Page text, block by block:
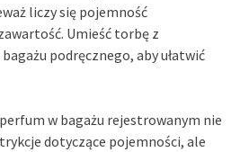
liczy się pojemność
Umieść torbę z
podręcznego, aby ułatwić
w bagażu rejestrowanym nie
dotyczące pojemności, ale